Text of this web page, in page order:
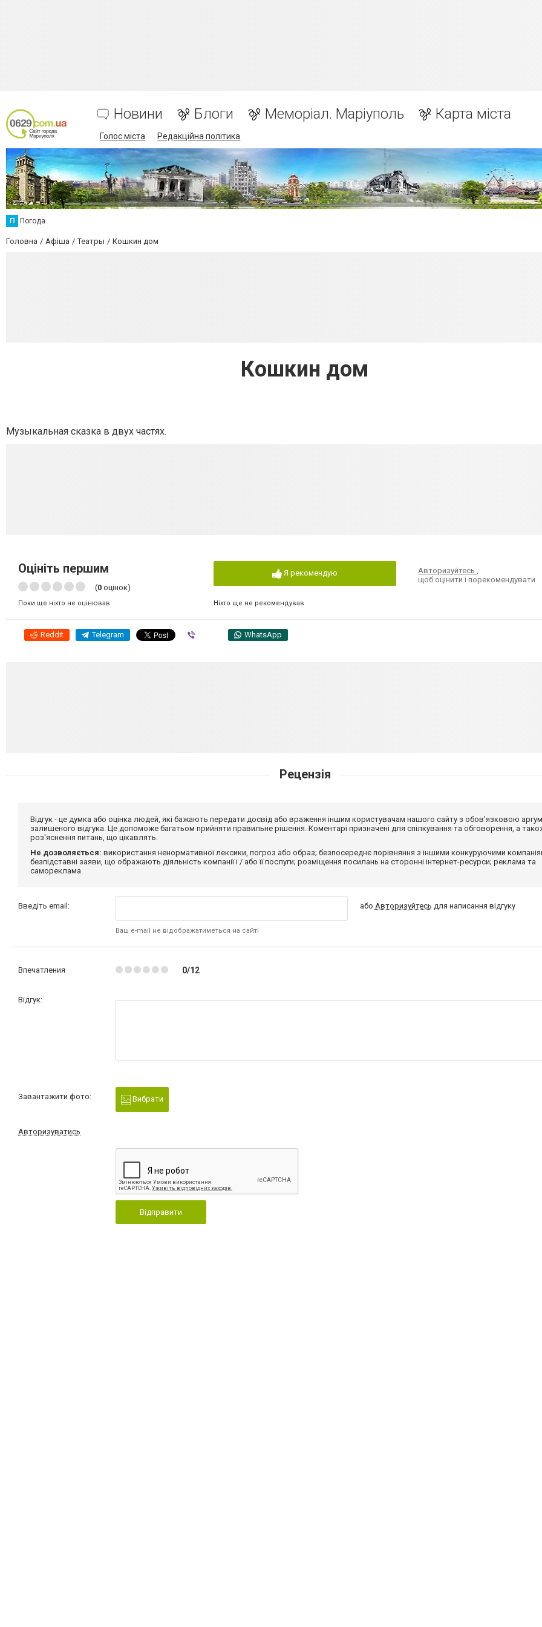
Новини Блоги Меморіал. Маріуполь Карта міста
Голос міста Редакційна політика
П Погода
Головна Афіша Театры Кошкин дом
Кошкин дом
Музыкальная сказка в двух частях.
Оцініть першим
(0 оцінок)
Поки ще ніхто не оцінював
Я рекомендую
Ніхто ще не рекомендував
Авторизуйтесь,
щоб оцінити і порекомендувати
Reddit Telegram WhatsApp
Рецензія
Відгук - це думка або оцінка людей, які бажають передати досвід або враження іншим користувачам нашого сайту з обов'язковою
залишеного відгука. Це допоможе багатьом прийняти правильне рішення. Коментарі призначені для спілкування та обговорення, а
роз'яснення питань, що цікавлять.
Не дозволяється: використання ненормативної лексики, погроз або образ; безпосереднє порівняння з іншими конкуруючими
безпідставні заяви, що ображають діяльність компанії і / або її послуги; розміщення посилань на сторонні інтернет-ресурси; реклама та
самореклама.
Введіть email:
Ваш e-mail не відображатиметься на сайті
або Авторизуйтесь для написання відгуку
Впечатления 0/12
Відгук:
Завантажити фото: Вибрати
Авторизуватись
Відправити